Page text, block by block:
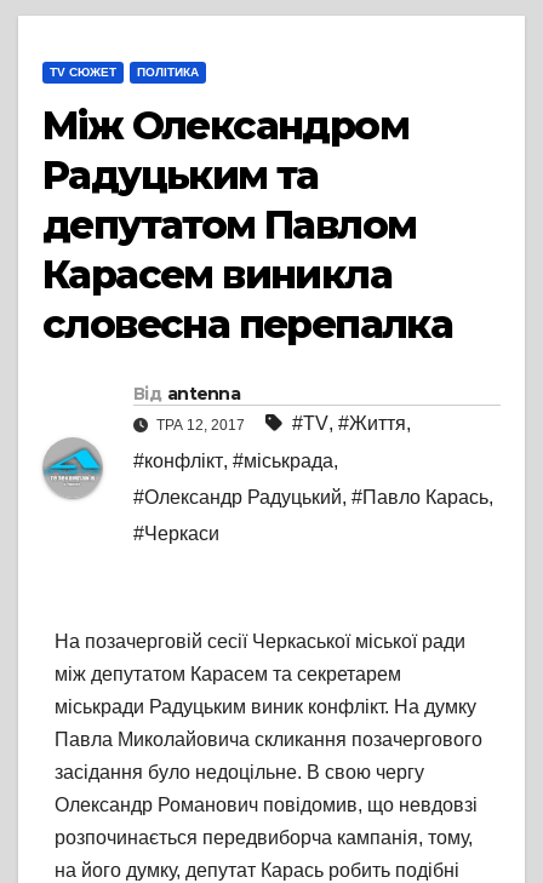
TV СЮЖЕТ ПОЛІТИКА
Між Олександром
Радуцьким та
депутатом Павлом
Карасем виникла
словесна перепалка
Від antenna
ТРА 12, 2017 #TV, #Життя,
#конфлікт, #міськрада,
#Олександр Радуцький, #Павло Карась,
#Черкаси
На позачерговій сесії Черкаської міської ради
між депутатом Карасем та секретарем
міськради Радуцьким виник конфлікт. На думку
Павла Миколайовича скликання позачергового
засідання було недоцільне. В свою чергу
Олександр Романович повідомив, що невдовзі
розпочинається передвиборча кампанія, тому,
на його думку, депутат Карась робить подібні